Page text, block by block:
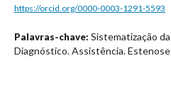
https://orcid.org/0000-0003-1291-5593
Palavras-chave: Sistematização
Diagnóstico. Assistência.